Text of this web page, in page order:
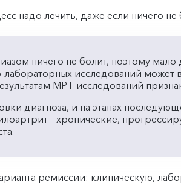
надо лечить, даже если ничего не
ничего не болит, поэтому
лабораторных исследований может
МРТ-исследований
диагноза, и на этапах
– хронические,
ремиссии: клиническую,